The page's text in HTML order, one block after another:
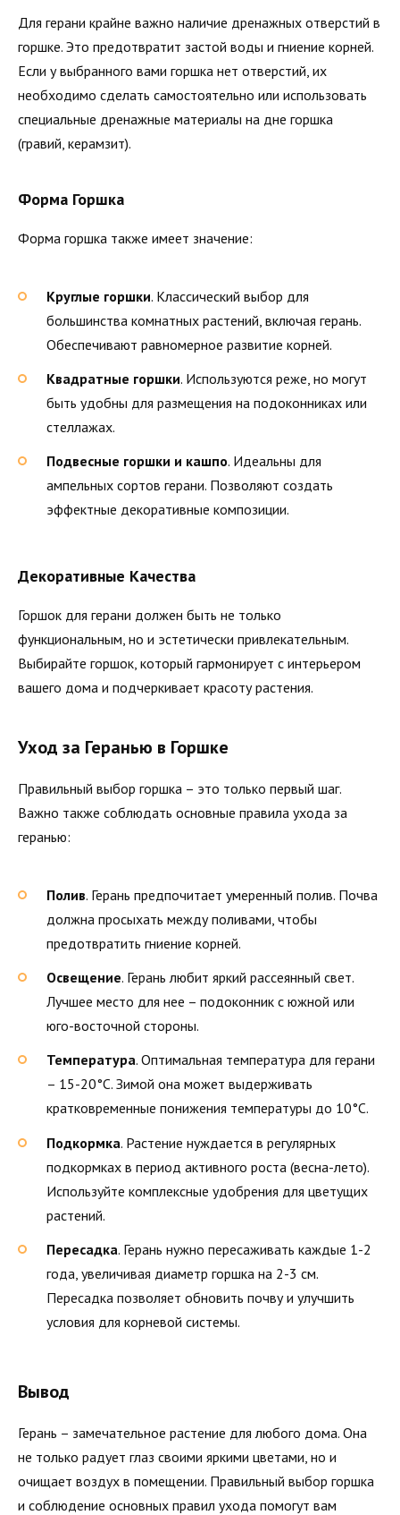
Для герани крайне важно наличие дренажных отверстий в
горшке. Это предотвратит застой воды и гниение корней.
Если у выбранного вами горшка нет отверстий, их
необходимо сделать самостоятельно или использовать
специальные дренажные материалы на дне горшка
(гравий, керамзит).
Форма Горшка
Форма горшка также имеет значение:
Круглые горшки. Классический выбор для
большинства комнатных растений, включая герань.
Обеспечивают равномерное развитие корней.
Квадратные горшки. Используются реже, но могут
быть удобны для размещения на подоконниках или
стеллажах.
Подвесные горшки и кашпо. Идеальны для
ампельных сортов герани. Позволяют создать
эффектные декоративные композиции.
Декоративные Качества
Горшок для герани должен быть не только
функциональным, но и эстетически привлекательным.
Выбирайте горшок, который гармонирует с интерьером
вашего дома и подчеркивает красоту растения.
Уход за Геранью в Горшке
Правильный выбор горшка – это только первый шаг.
Важно также соблюдать основные правила ухода за
геранью:
Полив. Герань предпочитает умеренный полив. Почва
должна просыхать между поливами, чтобы
предотвратить гниение корней.
Освещение. Герань любит яркий рассеянный свет.
Лучшее место для нее – подоконник с южной или
юго-восточной стороны.
Температура. Оптимальная температура для герани
– 15-20°C. Зимой она может выдерживать
кратковременные понижения температуры до 10°C.
Подкормка. Растение нуждается в регулярных
подкормках в период активного роста (весна-лето).
Используйте комплексные удобрения для цветущих
растений.
Пересадка. Герань нужно пересаживать каждые 1-2
года, увеличивая диаметр горшка на 2-3 см.
Пересадка позволяет обновить почву и улучшить
условия для корневой системы.
Вывод
Герань – замечательное растение для любого дома. Она
не только радует глаз своими яркими цветами, но и
очищает воздух в помещении. Правильный выбор горшка
и соблюдение основных правил ухода помогут вам